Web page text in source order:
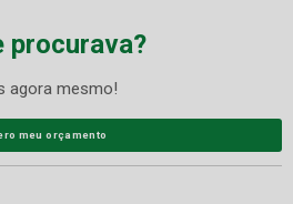
procurava?
agora mesmo!
meu orçamento